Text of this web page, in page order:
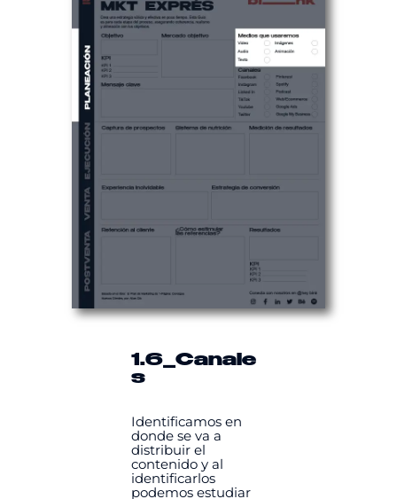
1.6_Canale
s
Identificamos en
donde se va a
distribuir el
contenido y al
identificarlos
podemos estudiar